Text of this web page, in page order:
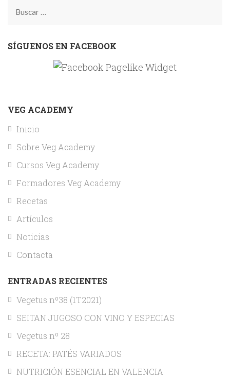
Buscar:
SÍGUENOS EN FACEBOOK
VEG ACADEMY
Inicio
Sobre Veg Academy
Cursos Veg Academy
Formadores Veg Academy
Recetas
Artículos
Noticias
Contacta
ENTRADAS RECIENTES
Vegetus nº38 (1T2021)
SEITAN JUGOSO CON VINO Y ESPECIAS
Vegetus nº 28
RECETA: PATÉS VARIADOS
NUTRICIÓN ESENCIAL EN VALENCIA